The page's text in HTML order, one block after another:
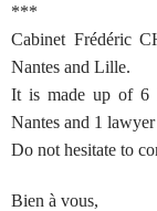
***
Cabinet Frédéric
Nantes and Lille.
It is made up of 6
Nantes and 1
Do not hesitate to
Bien à vous,